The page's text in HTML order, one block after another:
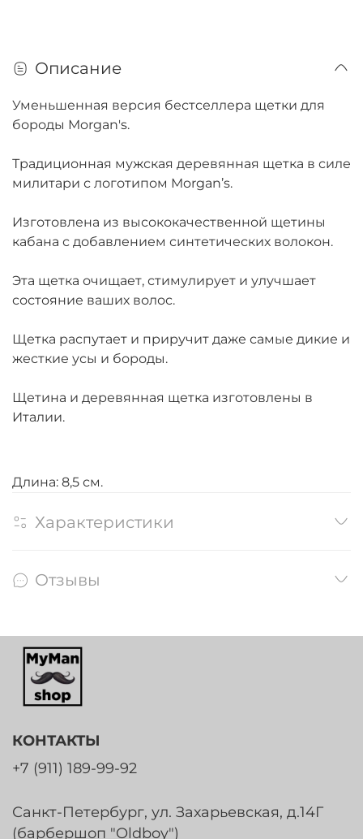
Описание
Уменьшенная версия бестселлера щетки для
бороды Morgan's.
Традиционная мужская деревянная щетка в силе
милитари с логотипом Morgan’s.
Изготовлена из высококачественной щетины
кабана с добавлением синтетических волокон.
Эта щетка очищает, стимулирует и улучшает
состояние ваших волос.
Щетка распутает и приручит даже самые дикие и
жесткие усы и бороды.
Щетина и деревянная щетка изготовлены в
Италии.
Длина: 8,5 см.
Характеристики
Отзывы
КОНТАКТЫ
+7 (911) 189-99-92
Санкт-Петербург, ул. Захарьевская, д.14Г
(барбершоп "Oldboy")